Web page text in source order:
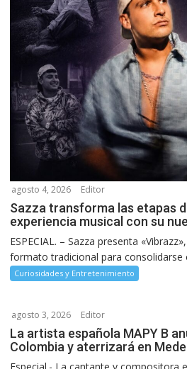
agosto 4, 2026 Editor
Sazza transforma las etapas
experiencia musical con su
ESPECIAL. – Sazza presenta
formato tradicional para consolidarse
Curiosidades y Entretenimiento
agosto 3, 2026 Editor
La artista española MAPY B
Colombia y aterrizará en
Especial.- La cantante y compositora